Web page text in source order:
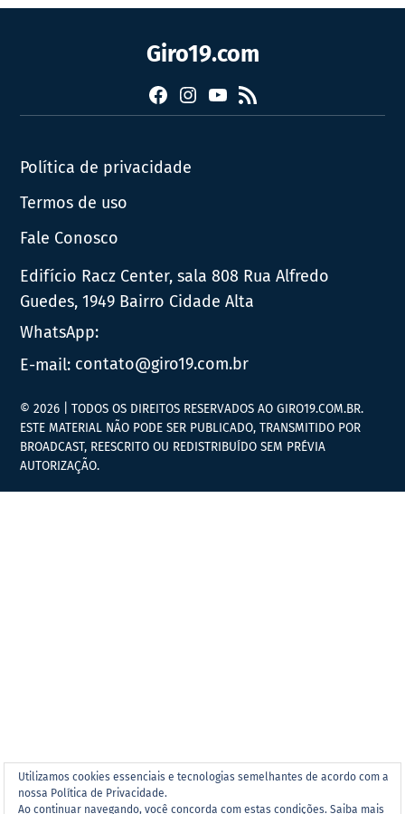
Giro19.com
FacebookInstagram
YouTube
RSS
Política de privacidade
Termos de uso
Fale Conosco
Edifício Racz Center, sala 808 Rua Alfredo
Guedes, 1949 Bairro Cidade Alta
WhatsApp:
E-mail: contato@giro19.com.br
Utilizamos cookies essenciais e tecnologias semelhantes de acordo com a
nossa Política de Privacidade.
Ao continuar navegando, você concorda com estas condições.Saiba mais
© 2026 | TODOS OS DIREITOS RESERVADOS AO GIRO19.COM.BR.
ESTE MATERIAL NÃO PODE SER PUBLICADO, TRANSMITIDO POR
BROADCAST, REESCRITO OU REDISTRIBUÍDO SEM PRÉVIA
AUTORIZAÇÃO.